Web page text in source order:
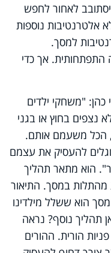
לאחור לחפש
אלטרנטיבות נוספות
למסך.
התפתחותית. אך כדי
כהן: "משחקי ילדים
נצפים בחוץ או בגני
הכל משעמם אותם.
להעסיק את עצמם
הוא מתאר תהליך
מהתלות במסך. התיאור
הוא ששלל מילדינו
תהליך נוסף? נראה
הורית. ההורים